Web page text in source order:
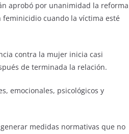
aprobó por unanimidad la reforma
cuando la víctima esté
contra la mujer inicia casi
de terminada la relación.
emocionales, psicológicos y
medidas normativas que no